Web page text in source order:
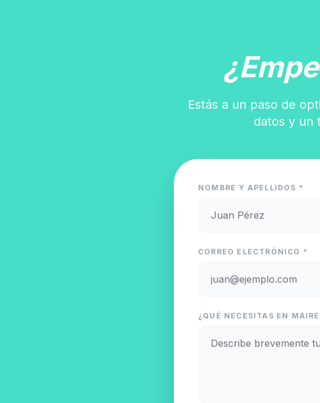
Estás a un paso de
datos y un
NOMBRE Y APELLIDOS *
CORREO ELECTRÓNICO *
¿QUÉ NECESITAS EN